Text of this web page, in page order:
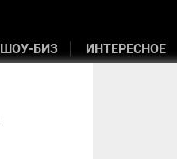
ШОУ-БИЗ ИНТЕРЕСНОЕ